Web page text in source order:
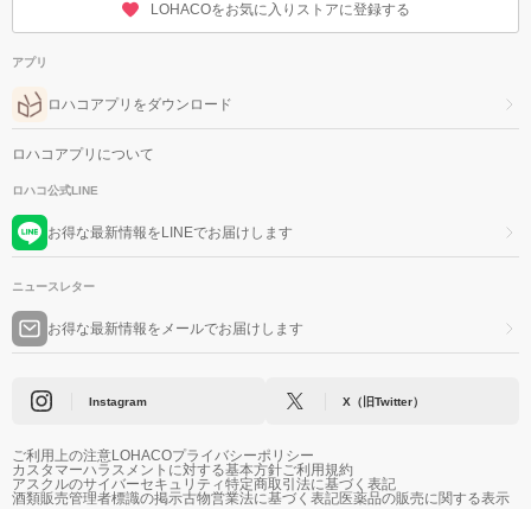
LOHACOをお気に入りストアに登録する
アプリ
ロハコアプリをダウンロード
ロハコアプリについて
ロハコ公式LINE
お得な最新情報をLINEでお届けします
ニュースレター
お得な最新情報をメールでお届けします
Instagram X（旧Twitter）
ご利用上の注意LOHACOプライバシーポリシー
カスタマーハラスメントに対する基本方針ご利用規約
アスクルのサイバーセキュリティ特定商取引法に基づく表記
酒類販売管理者標識の掲示古物営業法に基づく表記医薬品の販売に関する表示